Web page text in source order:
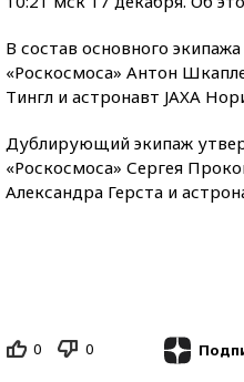
В состав основного
«Роскосмоса» Антон
Тингл и астронавт JAXA
Дублирующий экипаж
«Роскосмоса» Сергея
Александра Герста и
0 0